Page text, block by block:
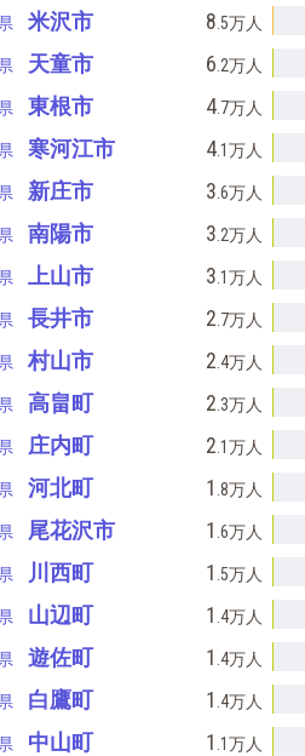
米沢市 8 .5万人
天童市 6 .2万人
東根市 4.7万人
寒河江市 4.1万人
新庄市 3 .6万人
南陽市 3 .2万人
上山市 3 .1万人
長井市 2 .7万人
村山市 2 .4万人
高畠町 2 .3万人
庄内町 2 .1万人
河北町 1 .8万人
尾花沢市 1 .6万人
川西町 1 .5万人
山辺町 1 .4万人
遊佐町 1 .4万人
白鷹町 1 .4万人
中山町 1 .1万人